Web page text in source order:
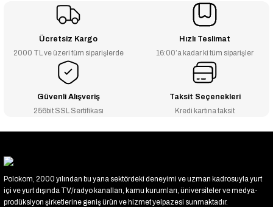
Ücretsiz Kargo
2000 TL ve üzeri tüm siparişlerde
Hızlı Teslimat
16:00’a kadar ki tüm siparişler
Güvenli Alışveriş
256bit SSL Sertifikası
Taksit Seçenekleri
Kredi kartına taksit
Polokom, 2000 yılından bu yana sektördeki deneyimi ve uzman kadrosuyla yurt
içi ve yurt dışında TV/radyo kanalları, kamu kurumları, üniversiteler ve medya-
prodüksiyon şirketlerine geniş ürün ve hizmet yelpazesi sunmaktadır.